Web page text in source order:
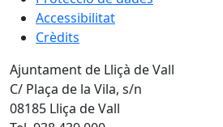
Accessibilitat
Crèdits
Ajuntament de Lliçà de Vall
C/ Plaça de la Vila, s/n
08185 Lliça de Vall